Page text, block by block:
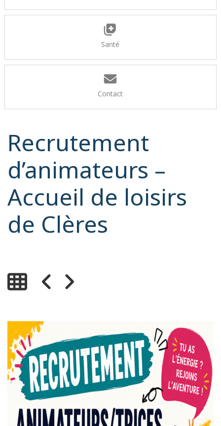
Santé
Contact
Recrutement
d’animateurs –
Accueil de loisirs
de Clères